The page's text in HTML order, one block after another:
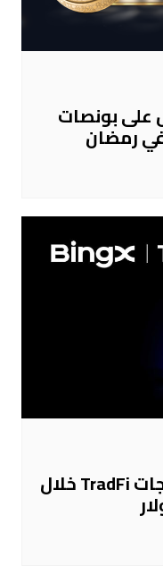
على بونصات
حجم تداول BingX في منتجات TradFi خلال